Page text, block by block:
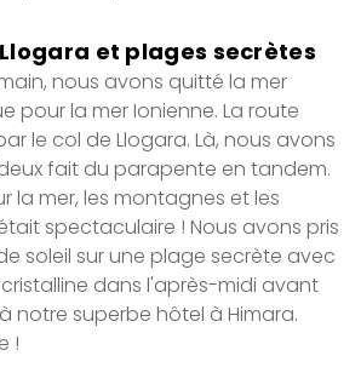
et plages secrètes
nous avons quitté la mer
pour la mer Ionienne. La route
le col de Llogara. Là, nous avons
fait du parapente en tandem.
la mer, les montagnes et les
spectaculaire ! Nous avons pris
soleil sur une plage secrète avec
dans l'après-midi avant
à notre superbe hôtel à Himara.
!